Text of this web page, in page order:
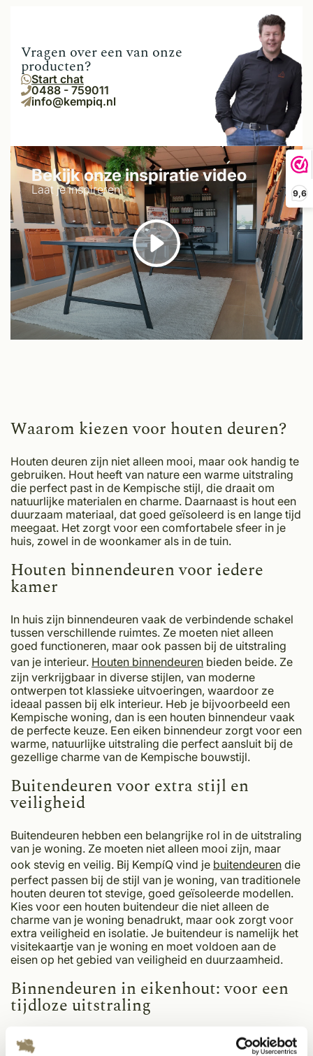
9,6
Vragen over een van onze
producten?
Start chat
0488 - 759011
info@kempiq.nl
Bekijk onze inspiratie video
Laat je inspireren
Waarom kiezen voor houten deuren?
Houten deuren zijn niet alleen mooi, maar ook handig te
gebruiken. Hout heeft van nature een warme uitstraling
die perfect past in de Kempische stijl, die draait om
natuurlijke materialen en charme. Daarnaast is hout een
duurzaam materiaal, dat goed geïsoleerd is en lange tijd
meegaat. Het zorgt voor een comfortabele sfeer in je
huis, zowel in de woonkamer als in de tuin.
Houten binnendeuren voor iedere
kamer
In huis zijn binnendeuren vaak de verbindende schakel
tussen verschillende ruimtes. Ze moeten niet alleen
goed functioneren, maar ook passen bij de uitstraling
van je interieur. Houten binnendeuren bieden beide. Ze
zijn verkrijgbaar in diverse stijlen, van moderne
ontwerpen tot klassieke uitvoeringen, waardoor ze
ideaal passen bij elk interieur. Heb je bijvoorbeeld een
Kempische woning, dan is een houten binnendeur vaak
de perfecte keuze. Een eiken binnendeur zorgt voor een
warme, natuurlijke uitstraling die perfect aansluit bij de
gezellige charme van de Kempische bouwstijl.
Buitendeuren voor extra stijl en
veiligheid
Buitendeuren hebben een belangrijke rol in de uitstraling
van je woning. Ze moeten niet alleen mooi zijn, maar
ook stevig en veilig. Bij KempíQ vind je buitendeuren die
perfect passen bij de stijl van je woning, van traditionele
houten deuren tot stevige, goed geïsoleerde modellen.
Kies voor een houten buitendeur die niet alleen de
charme van je woning benadrukt, maar ook zorgt voor
extra veiligheid en isolatie. Je buitendeur is namelijk het
visitekaartje van je woning en moet voldoen aan de
eisen op het gebied van veiligheid en duurzaamheid.
Binnendeuren in eikenhout: voor een
tijdloze uitstraling
Eiken binnendeuren
zijn de perfecte keuze voor wie op